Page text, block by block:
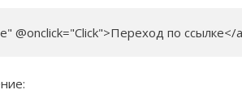
@onclick="Click">Переход по ссылке</